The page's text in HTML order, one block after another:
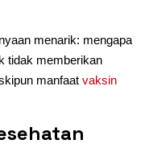
menarik: mengapa
tidak memberikan
manfaat vaksin